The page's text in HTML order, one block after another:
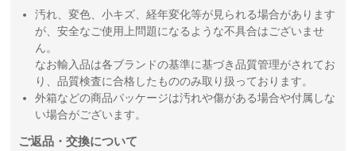
汚れ、変色、小キズ、経年変化等が見られる場合があります
が、安全なご使用上問題になるような不具合はございませ
ん。
なお輸入品は各ブランドの基準に基づき品質管理がされてお
り、品質検査に合格したもののみ取り扱っております。
外箱などの商品パッケージは汚れや傷がある場合や付属しな
い場合がございます。
ご返品・交換について